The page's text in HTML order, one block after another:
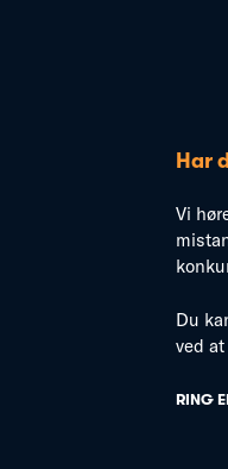
Har
Vi
Du
ved
RING